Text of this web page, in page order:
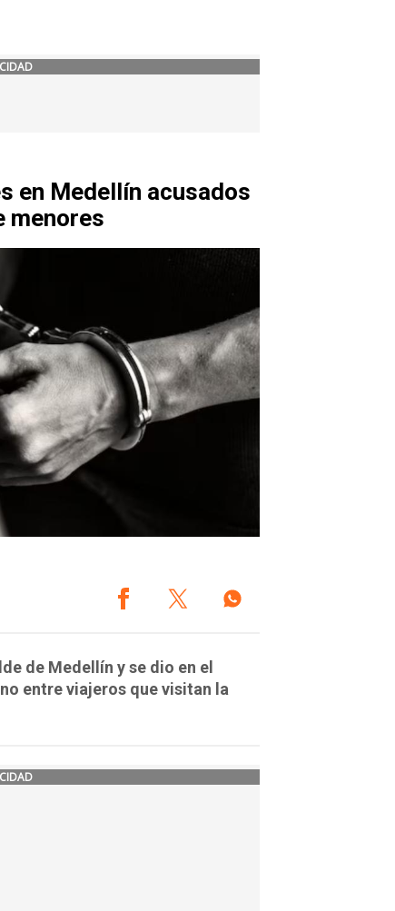
en Medellín acusados
menores
de Medellín y se dio en el
entre viajeros que visitan la